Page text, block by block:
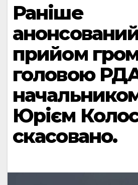
Раніше
прийом
головою
Юрієм
скасовано.